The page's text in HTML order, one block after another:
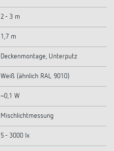
2 - 3 m
1,7 m
Deckenmontage, Unterputz
Weiß (ähnlich RAL 9010)
~0,1 W
Mischlichtmessung
5 - 3000 lx